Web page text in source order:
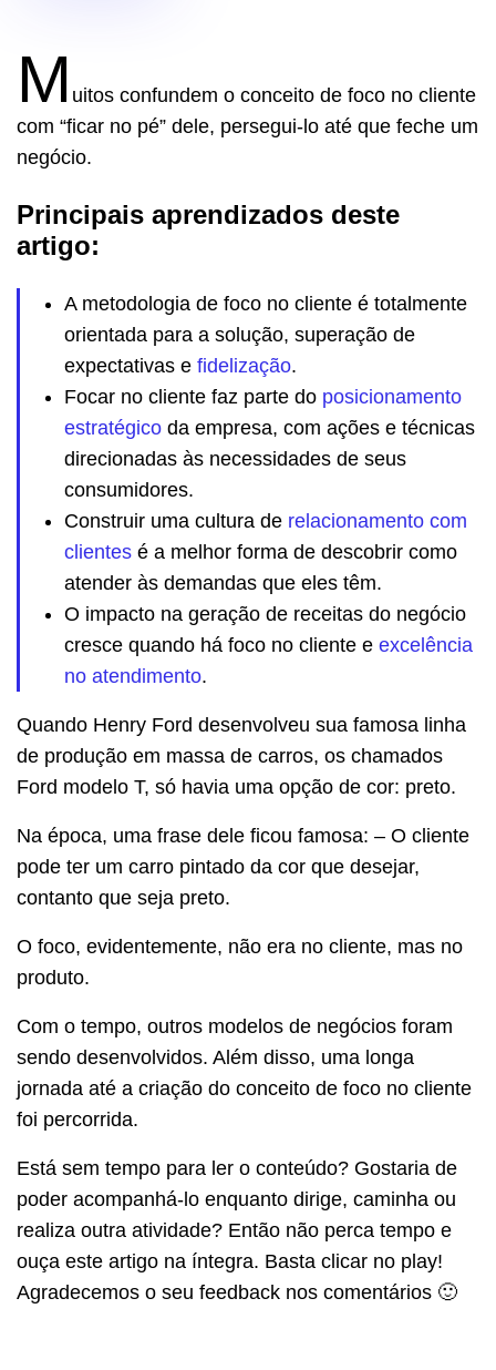
M uitos confundem o conceito de foco no cliente
com “ficar no pé” dele, persegui-lo até que feche um
negócio.
Principais aprendizados deste
artigo:
A metodologia de foco no cliente é totalmente
orientada para a solução, superação de
expectativas e fidelização.
Focar no cliente faz parte do posicionamento
estratégico da empresa, com ações e técnicas
direcionadas às necessidades de seus
consumidores.
Construir uma cultura de relacionamento com
clientes é a melhor forma de descobrir como
atender às demandas que eles têm.
O impacto na geração de receitas do negócio
cresce quando há foco no cliente e excelência
no atendimento.
Quando Henry Ford desenvolveu sua famosa linha
de produção em massa de carros, os chamados
Ford modelo T, só havia uma opção de cor: preto.
Na época, uma frase dele ficou famosa: – O cliente
pode ter um carro pintado da cor que desejar,
contanto que seja preto.
O foco, evidentemente, não era no cliente, mas no
produto.
Com o tempo, outros modelos de negócios foram
sendo desenvolvidos. Além disso, uma longa
jornada até a criação do conceito de foco no cliente
foi percorrida.
Está sem tempo para ler o conteúdo? Gostaria de
poder acompanhá-lo enquanto dirige, caminha ou
realiza outra atividade? Então não perca tempo e
ouça este artigo na íntegra. Basta clicar no play!
Agradecemos o seu feedback nos comentários 🙂